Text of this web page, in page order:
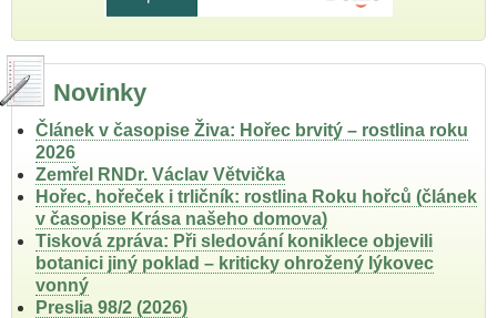
Novinky
Článek v časopise Živa: Hořec brvitý – rostlina roku
2026
Zemřel RNDr. Václav Větvička
Hořec, hořeček i trličník: rostlina Roku hořců (článek
v časopise Krása našeho domova)
Tisková zpráva: Při sledování koniklece objevili
botanici jiný poklad – kriticky ohrožený lýkovec
vonný
Preslia 98/2 (2026)